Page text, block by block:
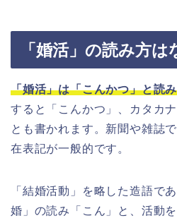
「婚活」の読み方は
「婚活」は「こんかつ」と読
すると「こんかつ」、カタカ
とも書かれます。新聞や雑誌
在表記が一般的です。
「結婚活動」を略した造語で
婚」の読み「こん」と、活動